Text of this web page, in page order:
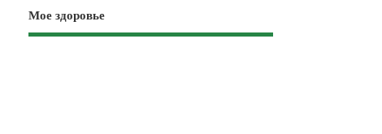
Мое здоровье